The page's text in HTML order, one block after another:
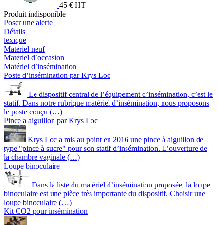
45 € HT
Produit indisponible
Poser une alerte
Détails
lexique
Matériel neuf
Matériel d’occasion
Matériel d’insémination
Poste d’insémination par Krys Loc
Le dispositif central de l’équipement d’insémination, c’est le
statif. Dans notre rubrique matériel d’insémination, nous proposons
le poste conçu (…)
Pince a aiguillon par Krys Loc
Krys Loc a mis au point en 2016 une pince à aiguillon de
type "pince à sucre" pour son statif d’insémination. L’ouverture de
la chambre vaginale (…)
Loupe binoculaire
Dans la liste du matériel d’insémination proposée, la loupe
binoculaire est une pièce très importante du dispositif. Choisir une
loupe binoculaire (…)
Kit CO2 pour insémination